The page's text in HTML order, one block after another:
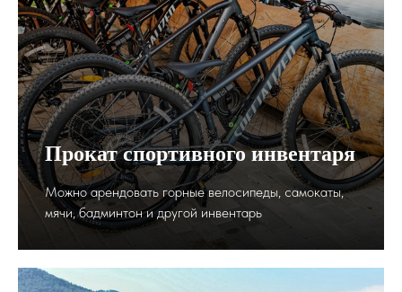
Прокат спортивного инвентаря
Можно арендовать горные велосипеды, самокаты,
мячи, бадминтон и другой инвентарь